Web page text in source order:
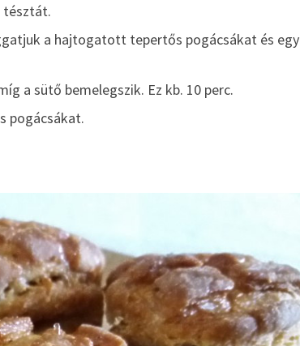
tésztát.
a hajtogatott tepertős pogácsákat és egy
a sütő bemelegszik. Ez kb. 10 perc.
pogácsákat.